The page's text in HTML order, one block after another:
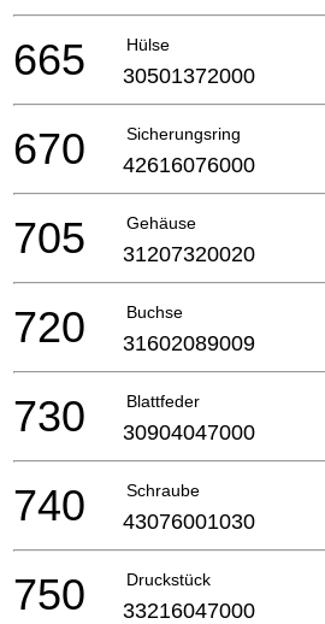
Hülse
665 30501372000
Sicherungsring
670 42616076000
Gehäuse
705 31207320020
Buchse
720 31602089009
Blattfeder
730 30904047000
Schraube
740 43076001030
Druckstück
750 33216047000